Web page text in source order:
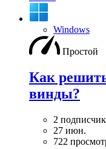
Windows
Простой
Как
винды?
2
27 июн.
722